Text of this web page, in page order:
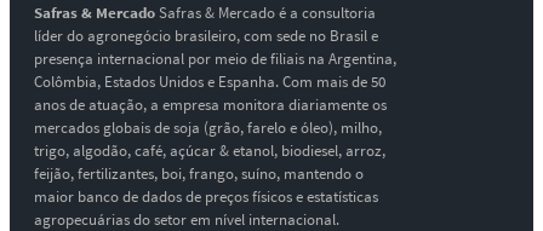
Safras & MercadoSafras & Mercado é a consultoria
líder do agronegócio brasileiro, com sede no Brasil e
presença internacional por meio de filiais na Argentina,
Colômbia, Estados Unidos e Espanha. Com mais de 50
anos de atuação, a empresa monitora diariamente os
mercados globais de soja (grão, farelo e óleo), milho,
trigo, algodão, café, açúcar & etanol, biodiesel, arroz,
feijão, fertilizantes, boi, frango, suíno, mantendo o
maior banco de dados de preços físicos e estatísticas
agropecuárias do setor em nível internacional.